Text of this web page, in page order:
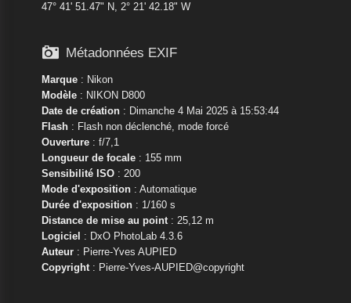
47° 41' 51.47" N, 2° 21' 42.18" W
 Métadonnées EXIF
Marque: Nikon
Modèle: NIKON D800
Date de création: Dimanche 4 Mai 2025 à 15:53:44
Flash: Flash non déclenché, mode forcé
Ouverture: f/7,1
Longueur de focale: 155 mm
Sensibilité ISO: 200
Mode d'exposition: Automatique
Durée d'exposition: 1/160 s
Distance de mise au point: 25,12 m
Logiciel : DxO PhotoLab 4.3.6
Auteur: Pierre-Yves AUPIED
Copyright: Pierre-Yves-AUPIED@copyright